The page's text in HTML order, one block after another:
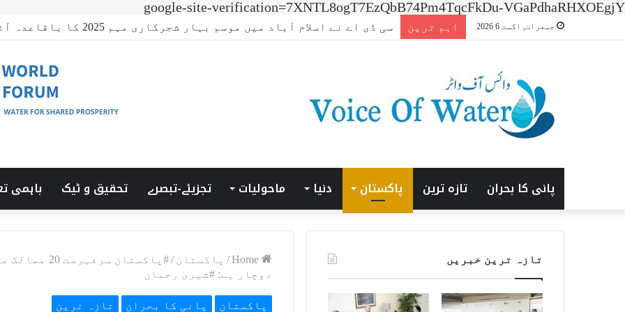
google-site-verification=7XNTL8ogT7EzQbB74Pm4TqcFkDu-VGaPdhaRHXOEgjY
جمعرات, اگست 6 2026 اہم ترین افتتاحی ‘ایشیا انرجی ٹرانزیشن سمٹ’ کی میزبانی LUMS میں ہوئی۔
پانی کا بحران تازہ ترین پاکستان دنیا ماحولیات تجزیئے-تبصرے تحقیق و ٹیک باہمی
/ پاکستان /
#پاکستان
دوچار ہے: #شیری رحمان
پاکستان پانی کا بحران تازہ ترین
تازہ ترین خبریں